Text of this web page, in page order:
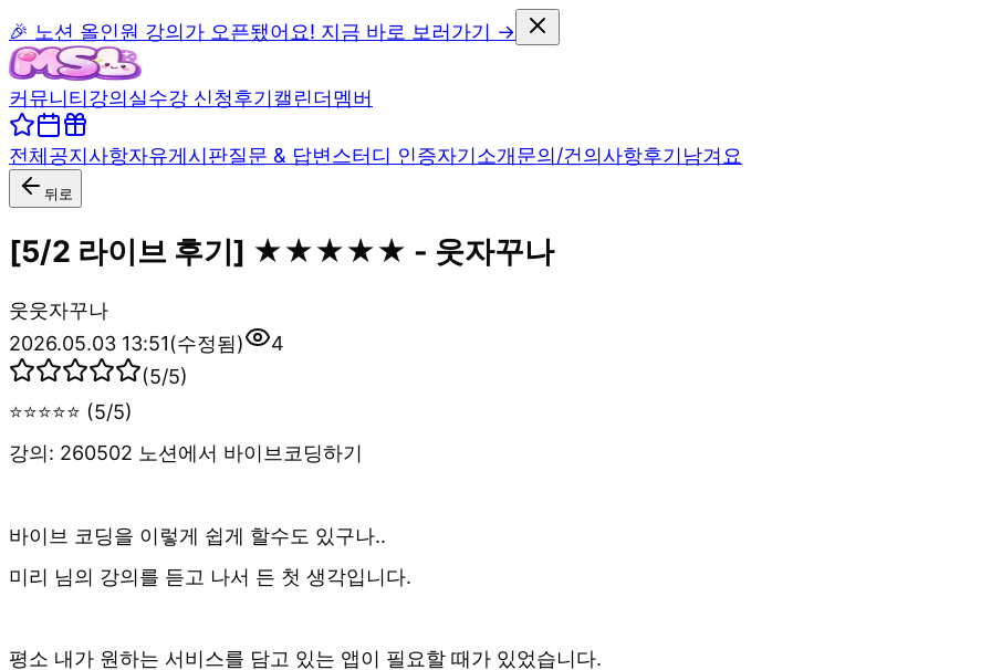
🎉 노션 올인원 강의가 오픈됐어요! 지금 바로 보러가기 →
커뮤니티강의실수강 신청후기캘린더멤버
전체공지사항자유게시판질문 & 답변스터디 인증자기소개문의/건의사항후기남겨요
뒤로
[5/2 라이브 후기] ★★★★★ - 웃자꾸나
웃웃자꾸나
2026.05.03 13:51(수정됨)
4
(5/5)
⭐⭐⭐⭐⭐ (5/5)
강의: 260502 노션에서 바이브코딩하기
바이브 코딩을 이렇게 쉽게 할수도 있구나..
미리 님의 강의를 듣고 나서 든 첫 생각입니다.
평소 내가 원하는 서비스를 담고 있는 앱이 필요할 때가 있었습니다.